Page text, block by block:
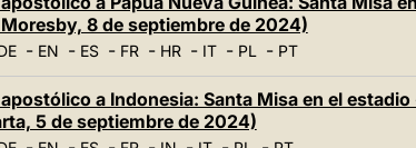
8 de septiembre de 2024)
- EN - ES- FR- HR- IT- PL- PT
a Indonesia: Santa Misa en el
5 de septiembre de 2024)